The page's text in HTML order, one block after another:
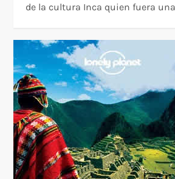
de la cultura Inca quien fuera